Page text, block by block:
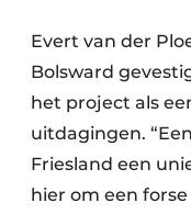
Evert van der
Bolsward
het project als
uitdagingen.
Friesland een
hier om een